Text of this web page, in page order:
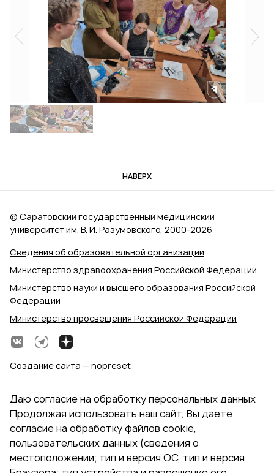
НАВЕРХ
Сведения об образовательной организации
Министерство здравоохранения Российской Федерации
Министерство науки и высшего образования Российской
Федерации
Министерство просвещения Российской Федерации
© Саратовский государственный медицинский
университет им. В. И. Разумовского, 2000‑2026
Создание сайта — nopreset
Даю согласие на обработку персональных данных
Продолжая использовать наш сайт, Вы даете
согласие на обработку файлов cookie,
пользовательских данных (сведения о
местоположении; тип и версия ОС, тип и версия